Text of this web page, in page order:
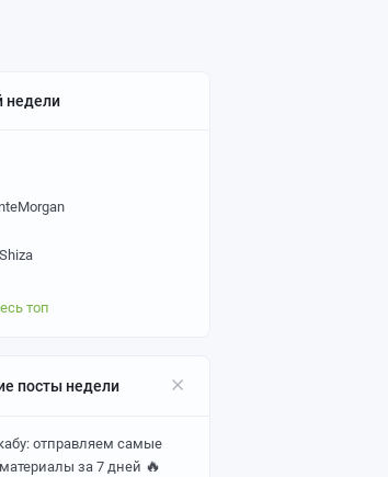
недели
топ
посты недели
отправляем самые
за 7 дней 🔥